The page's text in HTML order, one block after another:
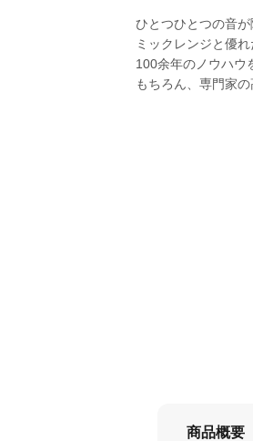
ひとつひとつの音
ミックレンジと優
100余年のノウハウ
もちろん、専門家の
商品概要